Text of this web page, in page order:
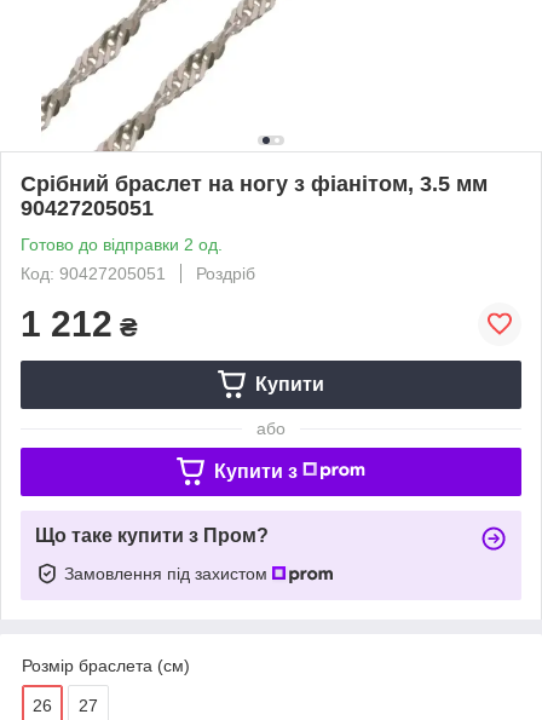
Срібний браслет на ногу з фіанітом, 3.5 мм
90427205051
Готово до відправки 2 од.
Код: 90427205051
Роздріб
1 212 ₴
Купити
або
Купити з
Що таке купити з Пром?
Замовлення під захистом
Розмір браслета (см)
26 27